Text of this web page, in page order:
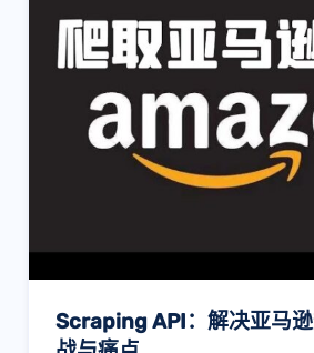
Scraping API：解决亚马